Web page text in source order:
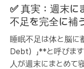
✅ 真実：週末に
不足を完全に補
睡眠不足は体と脳に
Debt）」**と呼びま
人が週末にまとめて